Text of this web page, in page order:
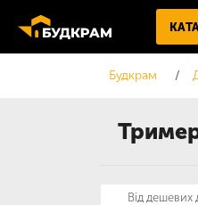
Будкрам
Від